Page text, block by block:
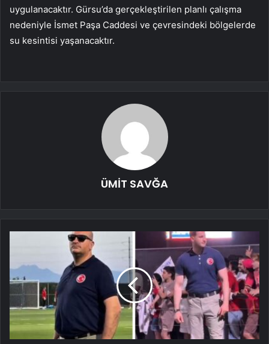
uygulanacaktır. Gürsu’da gerçekleştirilen planlı çalışma
nedeniyle İsmet Paşa Caddesi ve çevresindeki bölgelerde
su kesintisi yaşanacaktır.
ÜMİT SAVĞA